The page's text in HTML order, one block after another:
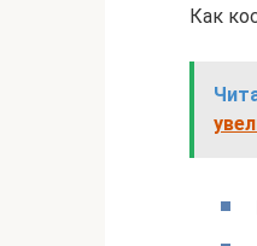
Как